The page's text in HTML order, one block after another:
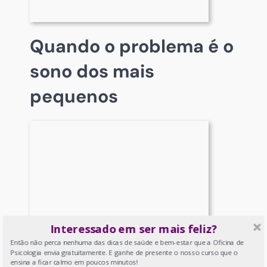
Quando o problema é o
sono dos mais
pequenos
Interessado em ser mais feliz?
Então não perca nenhuma das dicas de saúde e bem-estar que a Oficina de
Psicologia envia gratuitamente. E ganhe de presente o nosso curso que o
ensina a ficar calmo em poucos minutos!